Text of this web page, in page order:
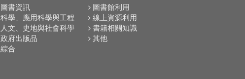
圖書資訊
科學、應用科學與工程
人文、史地與社會科學
政府出版品
綜合
圖書館利用
線上資源利用
書籍相關知識
其他